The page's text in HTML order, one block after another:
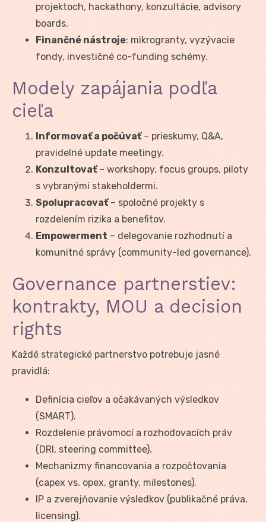
projektoch, hackathony, konzultácie, advisory
boards.
Finančné nástroje: mikrogranty, vyzývacie
fondy, investičné co-funding schémy.
Modely zapájania podľa
cieľa
Informovať a počúvať– prieskumy, Q&A,
pravidelné update meetingy.
Konzultovať– workshopy, focus groups, piloty
s vybranými stakeholdermi.
Spolupracovať– spoločné projekty s
rozdelením rizika a benefitov.
Empowerment – delegovanie rozhodnutí a
komunitné správy (community-led governance).
Governance partnerstiev:
kontrakty, MOU a decision
rights
Každé strategické partnerstvo potrebuje jasné
pravidlá:
Definícia cieľov a očakávaných výsledkov
(SMART).
Rozdelenie právomocí a rozhodovacích práv
(DRI, steering committee).
Mechanizmy financovania a rozpočtovania
(capex vs. opex, granty, milestones).
IP a zverejňovanie výsledkov (publikačné práva,
licensing).